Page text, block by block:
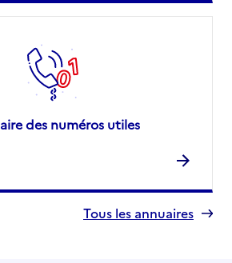
des numéros utiles
Tous les annuaires